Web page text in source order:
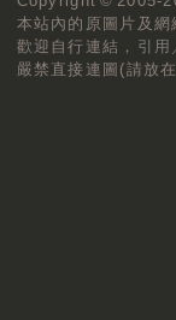
本站內的原圖片及
歡迎自行連結， 引用
嚴禁直接連圖(請放